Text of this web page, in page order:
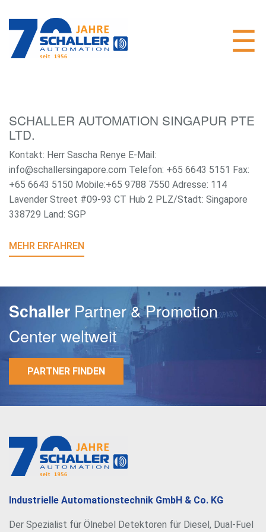
E-Mail
Passwort
SCHALLER AUTOMATION SINGAPUR PTE
LTD.
Kontakt: Herr Sascha Renye E-Mail:
info@schallersingapore.com Telefon: +65 6643 5151 Fax:
+65 6643 5150 Mobile:+65 9788 7550 Adresse: 114
Lavender Street #09-93 CT Hub 2 PLZ/Stadt: Singapore
338729 Land: SGP
MEHR ERFAHREN
Schaller Partner & Promotion
Center weltweit
PARTNER FINDEN
Industrielle Automationstechnik GmbH & Co. KG
Der Spezialist für Ölnebel Detektoren für Diesel, Dual-Fuel